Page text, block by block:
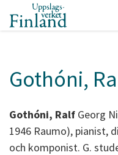
Gothóni,
Gothóni, Ralf Georg
1946 Raumo), pianist,
och komponist. G.